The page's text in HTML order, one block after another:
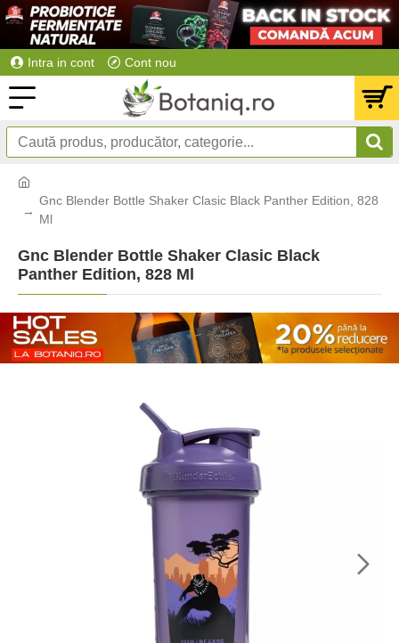
Intra in cont Cont nou
Gnc Blender Bottle Shaker Clasic Black Panther Edition, 828
Ml
Gnc Blender Bottle Shaker Clasic Black
Panther Edition, 828 Ml